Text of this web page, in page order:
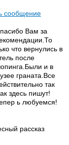
сообщение
Вам за
что вернулись в
после
и в
граната.Все
так
здесь пишут!
ь любуемся!
рассказ